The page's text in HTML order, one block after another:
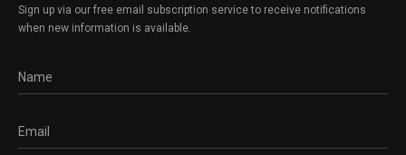
Sign up via our free email subscription service to receive notifications
when new information is available.